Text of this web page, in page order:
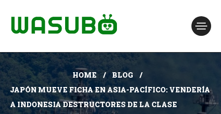
HOME
BLOG
JAPÓN MUEVE FICHA EN ASIA-PACÍFICO: VENDERÍA
A INDONESIA DESTRUCTORES DE LA CLASE